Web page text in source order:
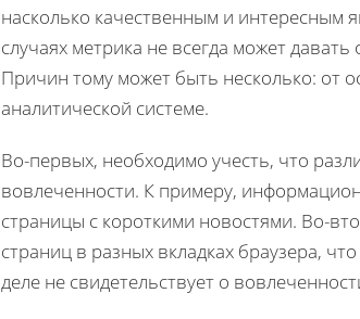
насколько качественным и интересным
случаях метрика не всегда может
Причин тому может быть несколько: от
аналитической системе.
Во-первых, необходимо учесть, что
вовлеченности. К примеру,
страницы с короткими новостями. Во-
страниц в разных вкладках браузера,
деле не свидетельствует о